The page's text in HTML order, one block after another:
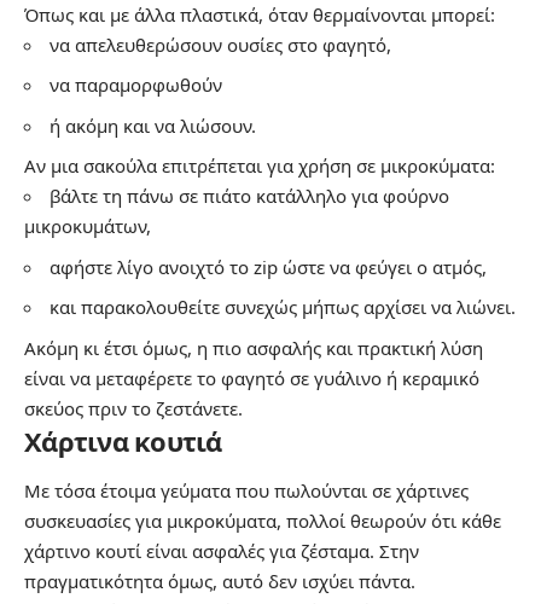
Όπως και με άλλα πλαστικά, όταν θερμαίνονται μπορεί:
να απελευθερώσουν ουσίες στο φαγητό,
να παραμορφωθούν
ή ακόμη και να λιώσουν.
Αν μια σακούλα επιτρέπεται για χρήση σε μικροκύματα:
βάλτε τη πάνω σε πιάτο κατάλληλο για φούρνο
μικροκυμάτων,
αφήστε λίγο ανοιχτό το zip ώστε να φεύγει ο ατμός,
και παρακολουθείτε συνεχώς μήπως αρχίσει να λιώνει.
Ακόμη κι έτσι όμως, η πιο ασφαλής και πρακτική λύση
είναι να μεταφέρετε το φαγητό σε γυάλινο ή κεραμικό
σκεύος πριν το ζεστάνετε.
Χάρτινα κουτιά
Με τόσα έτοιμα γεύματα που πωλούνται σε χάρτινες
συσκευασίες για μικροκύματα, πολλοί θεωρούν ότι κάθε
χάρτινο κουτί είναι ασφαλές για ζέσταμα. Στην
πραγματικότητα όμως, αυτό δεν ισχύει πάντα.